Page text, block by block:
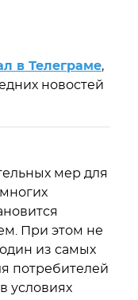
в Телеграме,
новостей
мер для
При этом не
из самых
потребителей
условиях